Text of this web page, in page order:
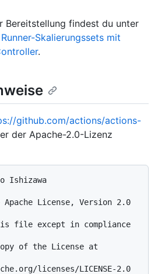
Bereitstellung findest du unter
Skalierungssets mit
.
github.com/actions/actions-
der Apache-2.0-Lizenz
Ishizawa
Apache License, Version 2.0
file except in compliance
of the License at